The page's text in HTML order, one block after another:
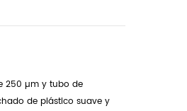
250 µm y tubo de
de plástico suave y